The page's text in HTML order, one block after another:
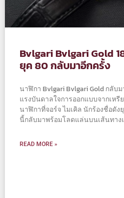
Bvlgari Bvlgari Gold
ยุค 80 กลับมาอีกครั้ง
นาฬิกา Bvlgari Bvlgari Gold กลับ
แรงบันดาลใจการออกแบบจากเห
นาฬิกาที่จอร์จ ไมเคิล นักร้องชื่อดั
นี้กลับมาพร้อมโลดแล่นบนเส้นทาง
READ MORE »